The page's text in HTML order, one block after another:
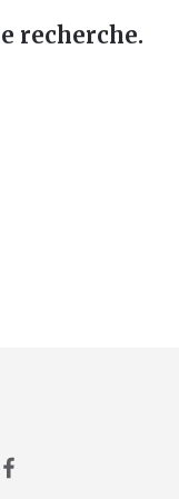
recherche.